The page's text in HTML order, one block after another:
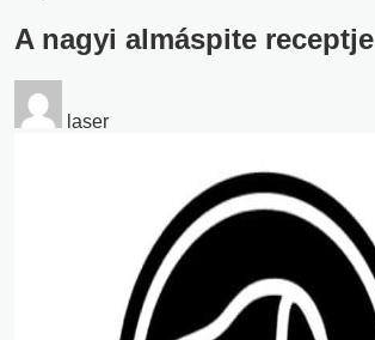
A nagyi almáspite receptje
laser